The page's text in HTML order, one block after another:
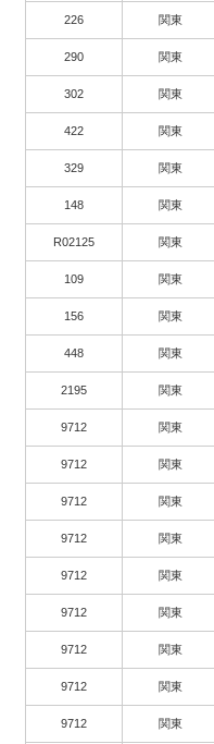
226 関東
290 関東
302 関東
422 関東
329 関東
148 関東
R02125 関東
109 関東
156 関東
448 関東
2195 関東
9712 関東
9712 関東
9712 関東
9712 関東
9712 関東
9712 関東
9712 関東
9712 関東
9712 関東